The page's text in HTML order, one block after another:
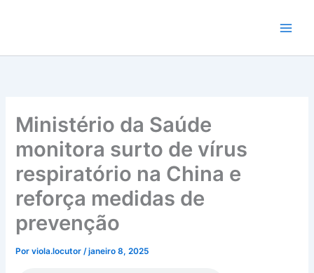
conteúdo
Ministério da Saúde
monitora surto de vírus
respiratório na China e
reforça medidas de
prevenção
Porviola.locutor/janeiro 8, 2025